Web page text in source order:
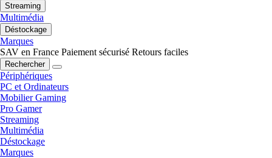
Streaming
Multimédia
Déstockage
Marques
SAV en France Paiement sécurisé Retours faciles
Rechercher
Périphériques
PC et Ordinateurs
Mobilier Gaming
Pro Gamer
Streaming
Multimédia
Déstockage
Marques